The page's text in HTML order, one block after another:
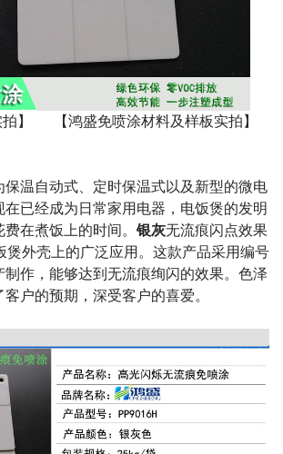
拍】 【鸿盛免喷涂材料及样板实拍】
保温自动式、定时保温式以及新型的微电
在已经成为日常家用电器，电饭煲的发明
在煮饭上的时间。 银灰无流痕闪点效果
煲外壳 上的广泛应用 。这款产品采用编号
制作，能够达到无流痕绚闪的效果。色泽
户的预期，深受客户的喜爱。